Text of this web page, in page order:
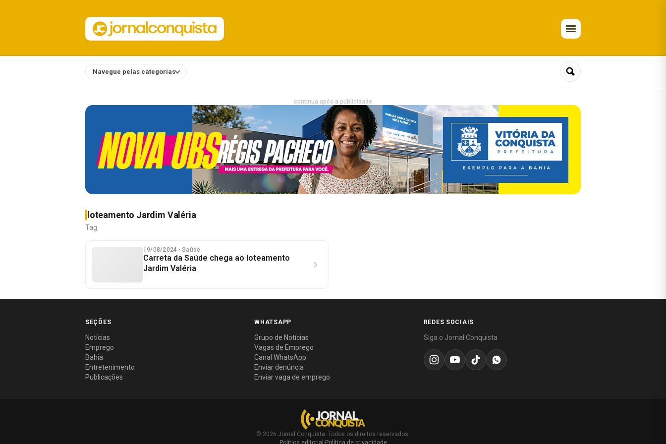
Navegue pelas categorias
continua após a publicidade
loteamento Jardim Valéria
Tag
19/08/2024 · Saúde
Carreta da Saúde chega ao loteamento
Jardim Valéria
SEÇÕES
Notícias
Emprego
Bahia
Entretenimento
Publicações
WHATSAPP
Grupo de Notícias
Vagas de Emprego
Canal WhatsApp
Enviar denúncia
Enviar vaga de emprego
REDES SOCIAIS
Siga o Jornal Conquista
© 2026 Jornal Conquista. Todos os direitos reservados.
Política editorial · Política de privacidade